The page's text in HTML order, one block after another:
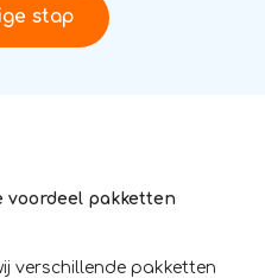
stap
voordeel pakketten
verschillende pakketten